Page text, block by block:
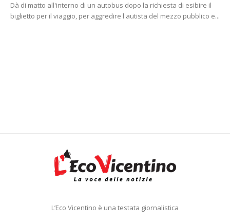
Dà di matto all'interno di un autobus dopo la richiesta di esibire il
biglietto per il viaggio, per aggredire l'autista del mezzo pubblico e...
L’Eco Vicentino è una testata giornalistica